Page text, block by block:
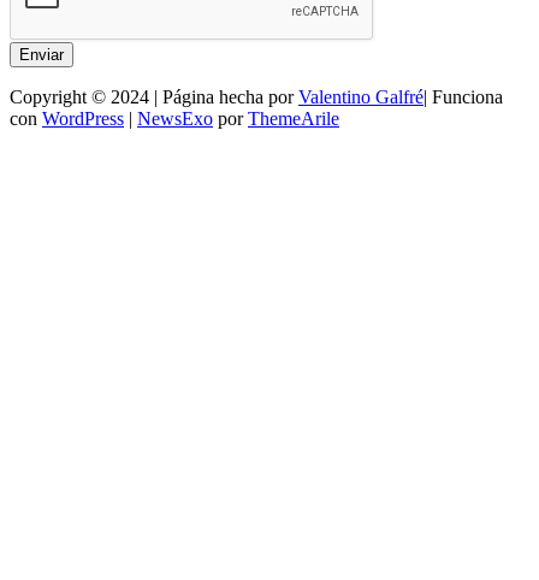
Enviar
Copyright © 2024 | Página hecha porValentino Galfré| Funciona
con WordPress | NewsExo porThemeArile